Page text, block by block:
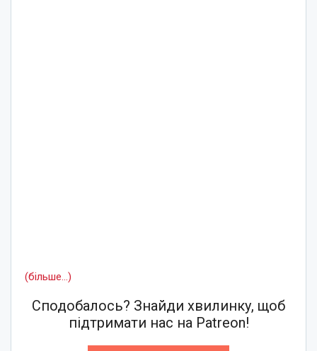
(більше…)
Сподобалось? Знайди хвилинку, щоб
підтримати нас на Patreon!